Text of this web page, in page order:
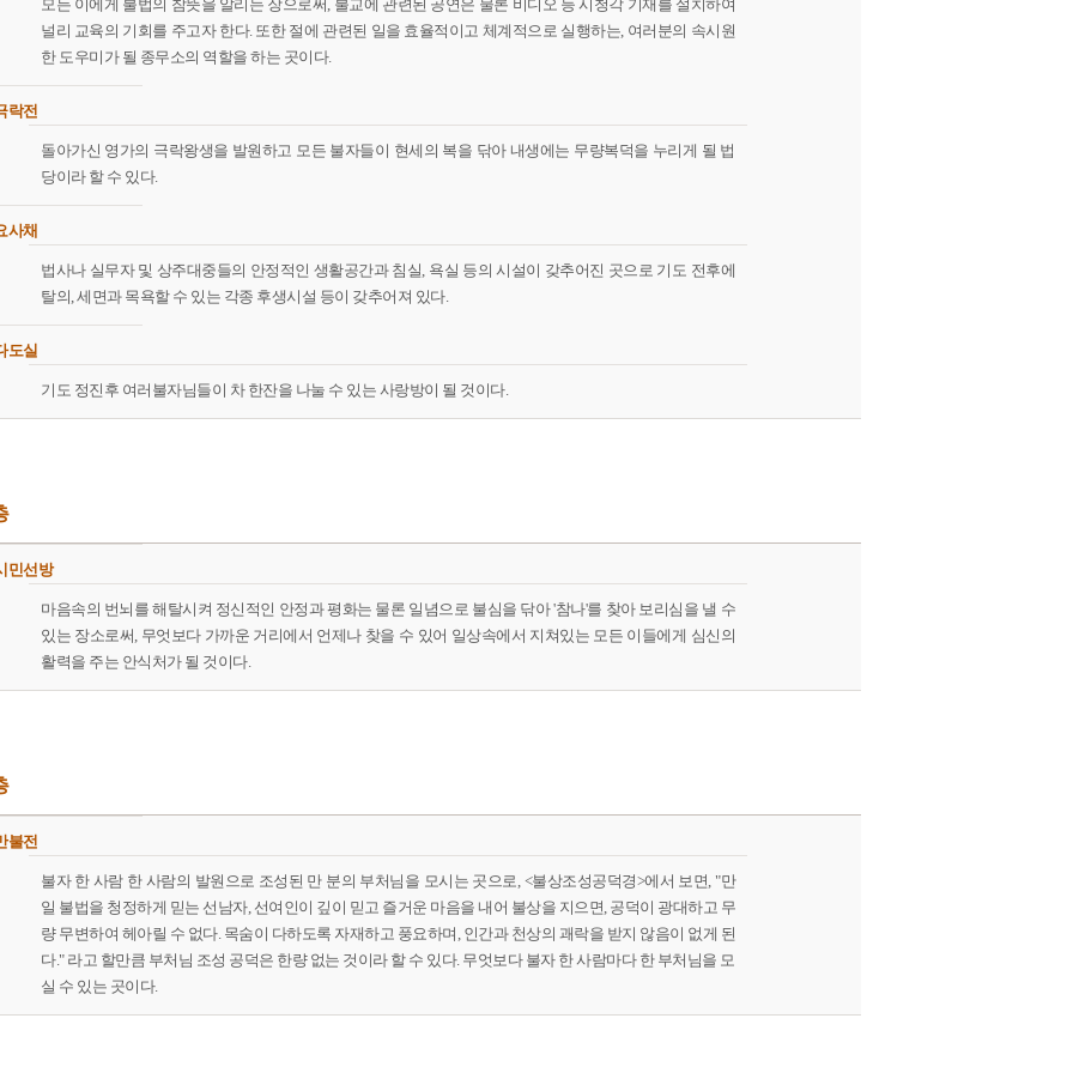
모든 이에게 불법의 참뜻을 알리는 장으로써, 불교에 관련된 공연은 물론 비디오 등 시청각 기재를 설치하여
널리 교육의 기회를 주고자 한다. 또한 절에 관련된 일을 효율적이고 체계적으로 실행하는, 여러분의 속시원
한 도우미가 될 종무소의 역할을 하는 곳이다.
락전
돌아가신 영가의 극락왕생을 발원하고 모든 불자들이 현세의 복을 닦아 내생에는 무량복덕을 누리게 될 법
당이라 할 수 있다.
사채
법사나 실무자 및 상주대중들의 안정적인 생활공간과 침실, 욕실 등의 시설이 갖추어진 곳으로 기도 전후에
탈의, 세면과 목욕할 수 있는 각종 후생시설 등이 갖추어져 있다.
도실
기도 정진후 여러불자님들이 차 한잔을 나눌 수 있는 사랑방이 될 것이다.
민선방
마음속의 번뇌를 해탈시켜 정신적인 안정과 평화는 물론 일념으로 불심을 닦아 '참나'를 찾아 보리심을 낼 수
있는 장소로써, 무엇보다 가까운 거리에서 언제나 찾을 수 있어 일상속에서 지쳐있는 모든 이들에게 심신의
활력을 주는 안식처가 될 것이다.
불전
불자 한 사람 한 사람의 발원으로 조성된 만 분의 부처님을 모시는 곳으로, <불상조성공덕경>에서 보면, "만
일 불법을 청정하게 믿는 선남자, 선여인이 깊이 믿고 즐거운 마음을 내어 불상을 지으면, 공덕이 광대하고 무
량 무변하여 헤아릴 수 없다. 목숨이 다하도록 자재하고 풍요하며, 인간과 천상의 괘락을 받지 않음이 없게 된
다." 라고 할만큼 부처님 조성 공덕은 한량 없는 것이라 할 수 있다. 무엇보다 불자 한 사람마다 한 부처님을 모
실 수 있는 곳이다.